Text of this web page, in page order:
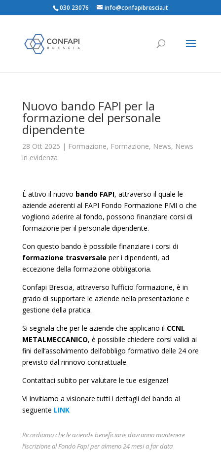
030 23076 info@confapibrescia.it
Nuovo bando FAPI per la
formazione del personale
dipendente
28 Ott 2025 | Formazione, Formazione, News, News
in evidenza
È attivo il nuovo bando FAPI, attraverso il quale le
aziende aderenti al FAPI Fondo Formazione PMI o che
vogliono aderire al fondo, possono finanziare corsi di
formazione per il personale dipendente.
Con questo bando è possibile finanziare i corsi di
formazione trasversale per i dipendenti, ad
eccezione della formazione obbligatoria.
Confapi Brescia, attraverso l’ufficio formazione, è in
grado di supportare le aziende nella presentazione e
gestione della pratica.
Si segnala che per le aziende che applicano il CCNL
METALMECCANICO, è possibile chiedere corsi validi ai
fini dell’assolvimento dell’obbligo formativo delle 24 ore
previsto dal rinnovo contrattuale.
Contattaci subito per valutare le tue esigenze!
Vi invitiamo a visionare tutti i dettagli del bando al
seguente LINK
Ricordiamo che le aziende beneficiarie dovranno mantenere
l’iscrizione al Fondo Fapi per almeno 24 mesi a far data